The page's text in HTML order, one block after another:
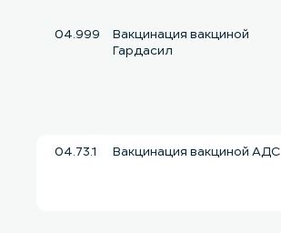
04.999
Вакцинация вакциной
Гардасил
04.73.1 Вакцинация вакциной АДС